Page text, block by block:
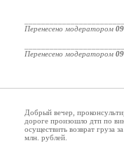
Перенесено модератором
Перенесено модератором
Добрый вечер,
дороге произошло дтп по
осуществить возврат груза
млн. рублей.